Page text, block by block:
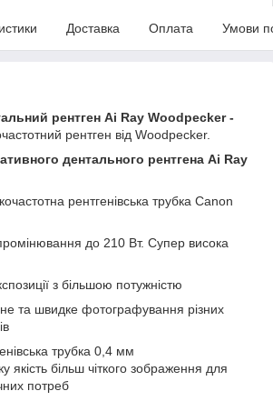
Доставка Оплата Умови
рентген Ai Ray Woodpecker-
рентген від Woodpecker.
дентального рентгена Ai Ray
рентгенівська трубка Canon
до 210 Вт. Супер висока
з більшою потужністю
та швидке фотографування різних
трубка 0,4 мм
якість більш чіткого зображення для
потреб